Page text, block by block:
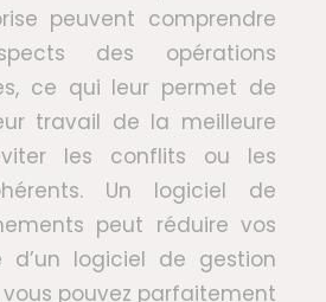
peuvent comprendre
des opérations
ce qui leur permet de
travail de la meilleure
les conflits ou les
Un logiciel de
peut réduire vos
d’un logiciel de gestion
vous pouvez parfaitement